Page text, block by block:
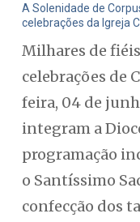
A Solenidade de
celebrações da Igreja
Milhares de
celebrações de
feira, 04 de
integram a
programação
o Santíssimo
confecção dos